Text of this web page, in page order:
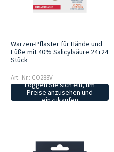
Warzen-Pflaster für Hände und
Füße mit 40% Salicylsäure 24+24
Stück
Art.-Nr.: CO288V
Loggen Sie sich ein, um
Preise anzusehen und
einzukaufen